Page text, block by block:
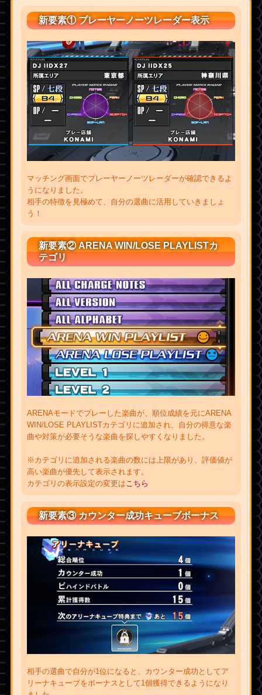
新要素① プレーヤーノーツレーダー表示
マッチング画面でプレーヤーノーツレーダーが確認できるよ
うになりました。
相手の特徴を見極めて、自分の選曲に活用していきましょ
う！
新要素② ARENA WIN/LOSE PLAYLISTカ
テゴリ
ARENAモードでプレーした楽曲が、順位成績を元にARENA
WIN/LOSE PLAYLISTカテゴリに追加され、自分の得意な楽
曲や対策が必要そうな楽曲を探しやすくなりました。
※カテゴリに追加される楽曲の数には上限があり、評価値が
高い楽曲が優先して表示されます。
カテゴリの表示設定の変更は こちら
新要素③ カウンター成功キューブボーナス
相手の選曲で自分が1位になると、カウンター成功としてア
リーナキューブをボーナスとして1個獲得できるようになり